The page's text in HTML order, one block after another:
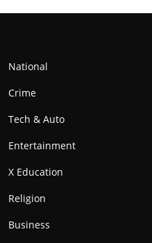
National
Crime
Tech & Auto
Entertainment
X Education
Religion
Business